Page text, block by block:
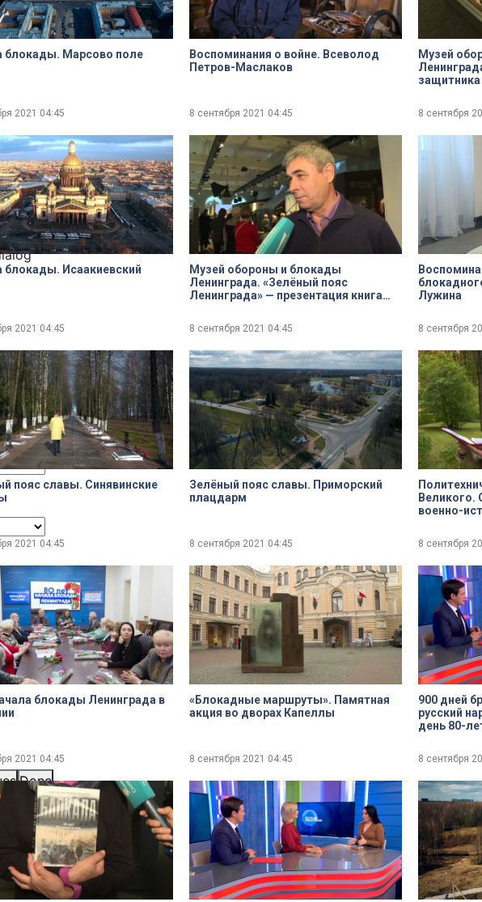
and close the window.
Done
блокады. Марсово поле
2021 04:45
Воспоминания о войне. Всеволод
Петров-Маслаков
8 сентября 2021 04:45
Музей
8 сентября
блокады. Исаакиевский
2021 04:45
Музей обороны и блокады
Ленинграда. «Зелёный пояс
Ленинграда» — презентация книга
8 сентября 2021 04:45
Лужина
8 сентября
пояс славы. Синявинские
2021 04:45
Зелёный пояс славы. Приморский
плацдарм
8 сентября 2021 04:45
Великого.
военно-
Политех»
8 сентября
блокады Ленинграда в
2021 04:45
«Блокадные маршруты». Памятная
акция во дворах Капеллы
8 сентября 2021 04:45
900 дней
русский
день 80-
8 сентября